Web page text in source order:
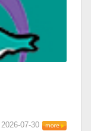
2026-07-30